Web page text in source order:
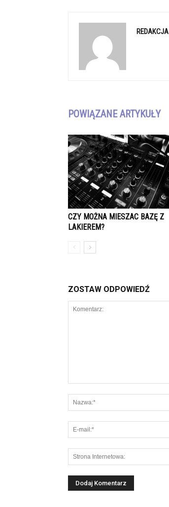
REDAKCJA
POWIĄZANE ARTYKUŁY
CZY MOŻNA MIESZAC BAZĘ Z
LAKIEREM?
ZOSTAW ODPOWIEDŹ